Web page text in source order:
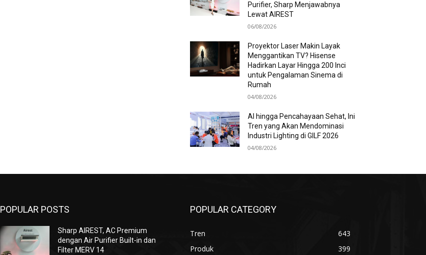
Purifier, Sharp Menjawabnya
Lewat AIREST
06/08/2026
Proyektor Laser Makin Layak
Menggantikan TV? Hisense
Hadirkan Layar Hingga 200 Inci
untuk Pengalaman Sinema di
Rumah
04/08/2026
AI hingga Pencahayaan Sehat, Ini
Tren yang Akan Mendominasi
Industri Lighting di GILF 2026
04/08/2026
POPULAR POSTS
Sharp AIREST, AC Premium
dengan Air Purifier Built-in dan
Filter MERV 14
POPULAR CATEGORY
Tren
643
Produk
399